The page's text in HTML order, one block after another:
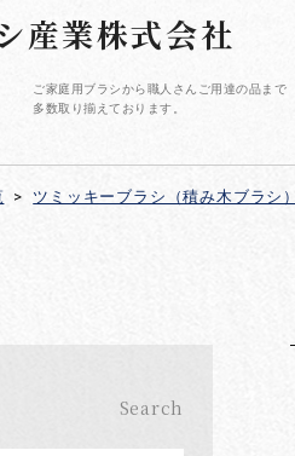
産業株式会社
ご家庭用ブラシから職人さんご用達の品まで
多数取り揃えております。
> ツミッキーブラシ（積み木ブラシ）
Search